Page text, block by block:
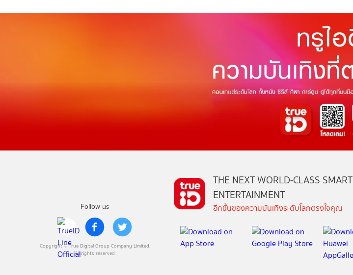
Follow us
Copyright © True Digital Group Company Limited.
All rights reserved
THE NEXT WORLD-CLASS SMART
ENTERTAINMENT
อีกขั้นของความบันเทิงระดับโลกตรงใจคุณ